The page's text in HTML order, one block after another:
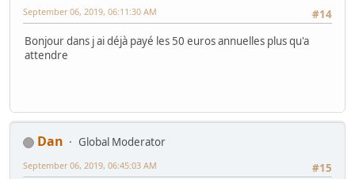
#14
September 06, 2019, 06:11:30 AM
Bonjour dans j ai déjà payé les 50 euros annuelles plus qu'a
attendre
Dan
Global Moderator
#15
September 06, 2019, 06:45:03 AM